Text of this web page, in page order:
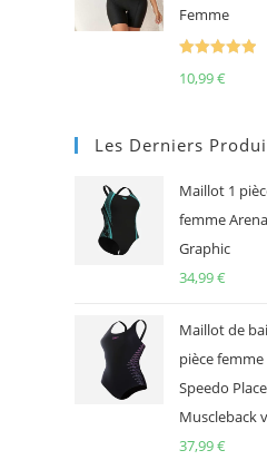
Femme
10,99€
Les Derniers
Maillot 1
femme Arena
Graphic
34,99€
Maillot de
pièce femme
Speedo
Muscleback
37,99€